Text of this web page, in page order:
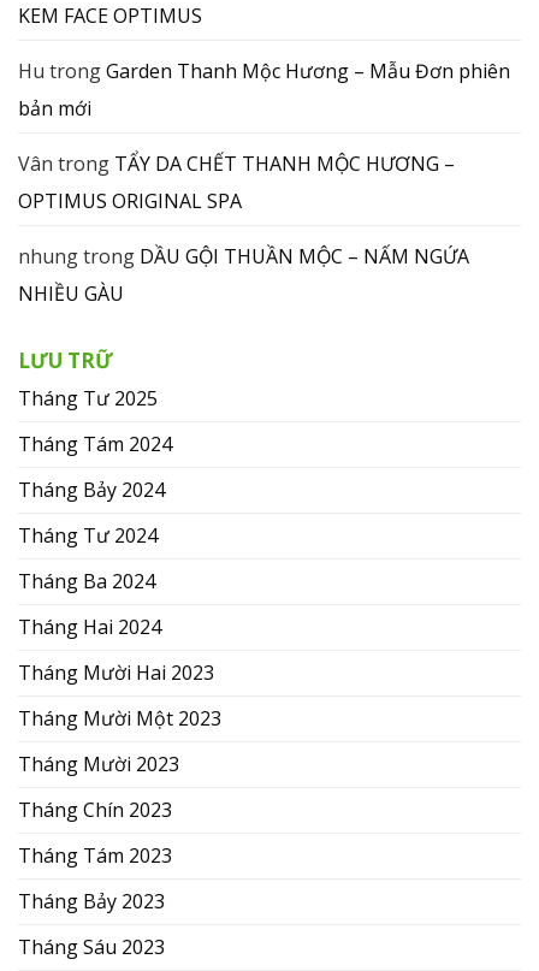
KEM FACE OPTIMUS
Hu trongGarden Thanh Mộc Hương – Mẫu Đơn phiên
bản mới
Vân trong TẨY DA CHẾT THANH MỘC HƯƠNG –
OPTIMUS ORIGINAL SPA
nhungtrong DẦU GỘI THUẦN MỘC – NẤM NGỨA
NHIỀU GÀU
LƯU TRỮ
Tháng Tư 2025
Tháng Tám 2024
Tháng Bảy 2024
Tháng Tư 2024
Tháng Ba 2024
Tháng Hai 2024
Tháng Mười Hai 2023
Tháng Mười Một 2023
Tháng Mười 2023
Tháng Chín 2023
Tháng Tám 2023
Tháng Bảy 2023
Tháng Sáu 2023